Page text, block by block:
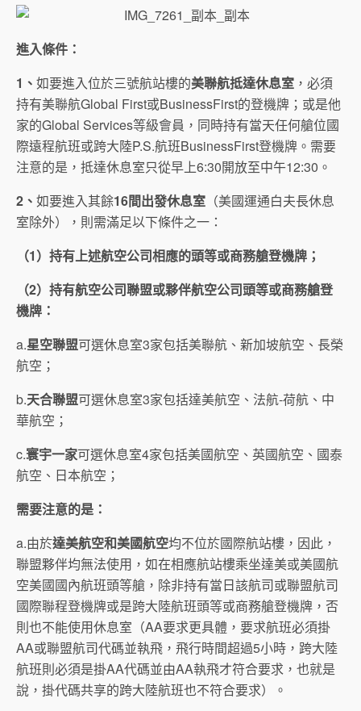
進入條件：
1 、 如要進入位於三號航站樓的美聯航抵達休息室 ，必須
持有美聯航Global First或BusinessFirst的登機牌；或是他
家的Global Services等級會員，同時持有當天任何艙位國
際遠程航班或跨大陸P.S.航班BusinessFirst登機牌。需要
注意的是，抵達休息室只從早上6:30開放至中午12:30。
2 、 如要進入其餘16間出發休息室 （美國運通白夫長休息
室除外），則需滿足以下條件之一：
（1）持有上述航空公司相應的頭等或商務艙登機牌；
（2）持有航空公司聯盟或夥伴航空公司頭等或商務艙登
機牌：
a.星空聯盟可選休息室3家包括美聯航、新加坡航空、長榮
航空；
b.天合聯盟可選休息室3家包括達美航空、法航-荷航、中
華航空；
c.寰宇一家可選休息室4家包括美國航空、英國航空、國泰
航空、日本航空；
需要注意的是：
a.由於達美航空和美國航空均不位於國際航站樓，因此，
聯盟夥伴均無法使用，如在相應航站樓乘坐達美或美國航
空美國國內航班頭等艙，除非持有當日該航司或聯盟航司
國際聯程登機牌或是跨大陸航班頭等或商務艙登機牌，否
則也不能使用休息室（AA要求更具體，要求航班必須掛
AA或聯盟航司代碼並執飛，飛行時間超過5小時，跨大陸
航班則必須是掛AA代碼並由AA執飛才符合要求，也就是
說，掛代碼共享的跨大陸航班也不符合要求）。